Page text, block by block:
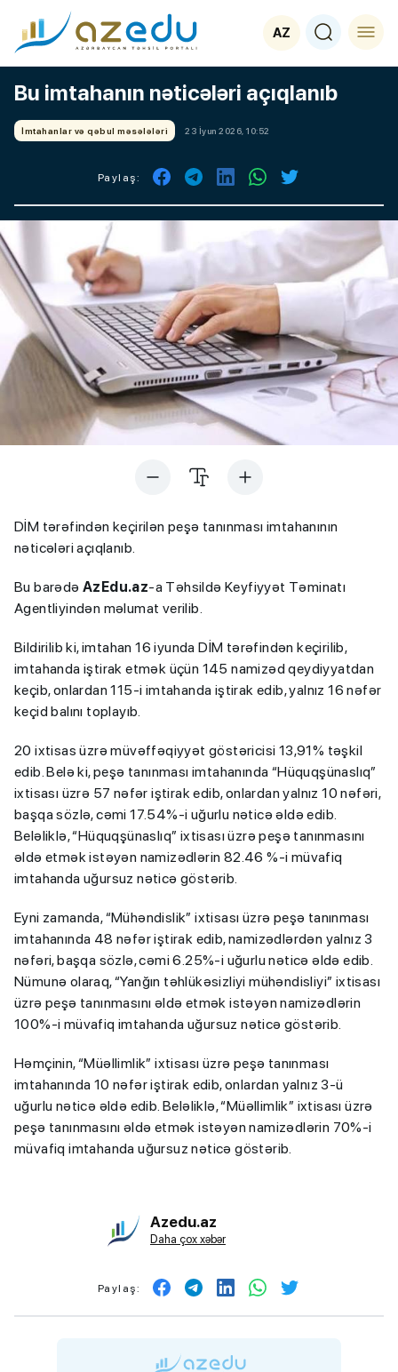
AZ
Bu imtahanın nəticələri açıqlanıb
İmtahanlar və qəbul məsələləri 23 İyun 2026, 10:52
Paylaş:
DİM tərəfindən keçirilən peşə tanınması imtahanının
nəticələri açıqlanıb.
Bu barədə AzEdu.az-a Təhsildə Keyfiyyət Təminatı
Agentliyindən məlumat verilib.
Bildirilib ki, imtahan 16 iyunda DİM tərəfindən keçirilib,
imtahanda iştirak etmək üçün 145 namizəd qeydiyyatdan
keçib, onlardan 115-i imtahanda iştirak edib, yalnız 16 nəfər
keçid balını toplayıb.
20 ixtisas üzrə müvəffəqiyyət göstəricisi 13,91% təşkil
edib. Belə ki, peşə tanınması imtahanında “Hüquqşünaslıq”
ixtisası üzrə 57 nəfər iştirak edib, onlardan yalnız 10 nəfəri,
başqa sözlə, cəmi 17.54%-i uğurlu nəticə əldə edib.
Beləliklə, “Hüquqşünaslıq” ixtisası üzrə peşə tanınmasını
əldə etmək istəyən namizədlərin 82.46 %-i müvafiq
imtahanda uğursuz nəticə göstərib.
Eyni zamanda, “Mühəndislik” ixtisası üzrə peşə tanınması
imtahanında 48 nəfər iştirak edib, namizədlərdən yalnız 3
nəfəri, başqa sözlə, cəmi 6.25%-i uğurlu nəticə əldə edib.
Nümunə olaraq, “Yanğın təhlükəsizliyi mühəndisliyi” ixtisası
üzrə peşə tanınmasını əldə etmək istəyən namizədlərin
100%-i müvafiq imtahanda uğursuz nəticə göstərib.
Həmçinin, “Müəllimlik” ixtisası üzrə peşə tanınması
imtahanında 10 nəfər iştirak edib, onlardan yalnız 3-ü
uğurlu nəticə əldə edib. Beləliklə, “Müəllimlik” ixtisası üzrə
peşə tanınmasını əldə etmək istəyən namizədlərin 70%-i
müvafiq imtahanda uğursuz nəticə göstərib.
Azedu.az
Daha çox xəbər
Paylaş: